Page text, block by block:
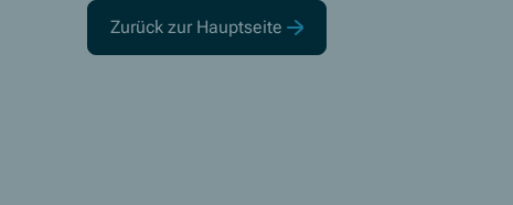
Zurück zur Hauptseite